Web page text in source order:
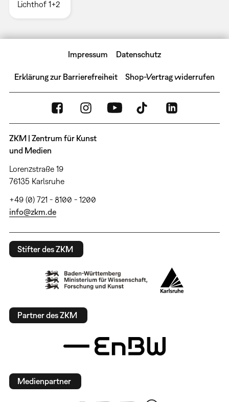
Lichthof 1+2
Impressum Datenschutz
Erklärung zur Barrierefreiheit Shop-Vertrag widerrufen
ZKM | Zentrum für Kunst
und Medien
Lorenzstraße 19
76135 Karlsruhe
+49 (0) 721 - 8100 - 1200
info@zkm.de
Stifter des ZKM
Partner des ZKM
Medienpartner